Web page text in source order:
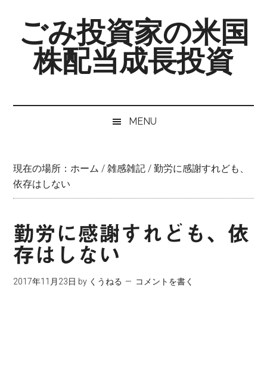
secondary
primaryごみ投資家の米国
株配当成長投資
MENU
現在の場所：ホーム / 雑感雑記 / 勤労に感謝すれども、
依存はしない
勤労に感謝すれども、依
存はしない
2017年11月23日 by くうねる コメントを書く